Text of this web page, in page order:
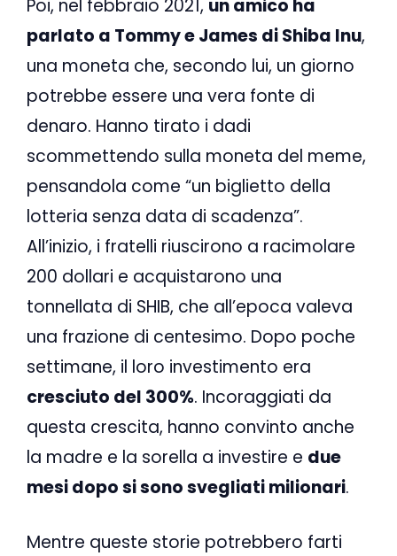
Poi, nel febbraio 2021, un amico ha
parlato a Tommy e James di Shiba Inu,
una moneta che, secondo lui, un giorno
potrebbe essere una vera fonte di
denaro. Hanno tirato i dadi
scommettendo sulla moneta del meme,
pensandola come “un biglietto della
lotteria senza data di scadenza”.
All’inizio, i fratelli riuscirono a racimolare
200 dollari e acquistarono una
tonnellata di SHIB, che all’epoca valeva
una frazione di centesimo. Dopo poche
settimane, il loro investimento era
cresciuto del 300%. Incoraggiati da
questa crescita, hanno convinto anche
la madre e la sorella a investire e due
mesi dopo si sono svegliati milionari.
Mentre queste storie potrebbero farti